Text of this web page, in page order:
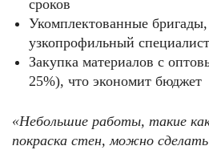
сроков
Укомплектованные
узкопрофильный специалист
Закупка материалов с
25%), что экономит бюджет
«Небольшие работы, такие
покраска стен, можно